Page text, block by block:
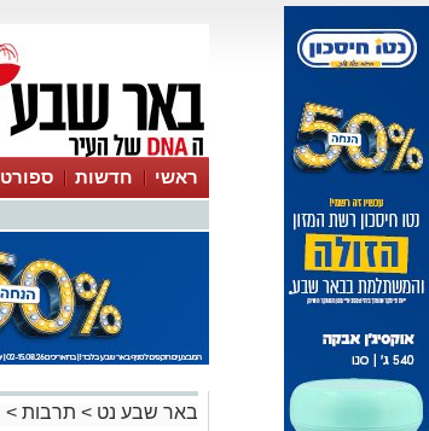
ראשי חדשות ספורט
באר שבע נט > תרבות >